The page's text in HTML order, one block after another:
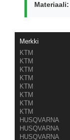
Materiaali:
Merkki
KTM
KTM
KTM
KTM
KTM
KTM
KTM
KTM
HUSQVARNA
HUSQVARNA
HUSQVARNA